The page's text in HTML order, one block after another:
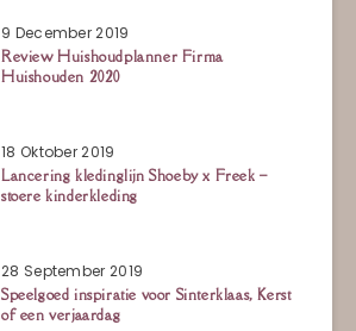
9 December 2019
Review Huishoudplanner Firma
Huishouden 2020
18 Oktober 2019
Lancering kledinglijn Shoeby x Freek –
stoere kinderkleding
28 September 2019
Speelgoed inspiratie voor Sinterklaas, Kerst
of een verjaardag